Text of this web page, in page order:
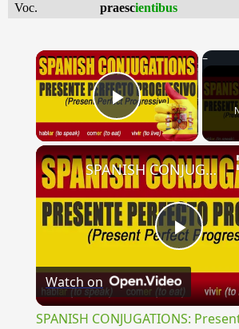
Voc.
praescientibus
×
Play Video
Play
SPANISH CONJUGATIONS: Present Perfect Progressive (Presente Perfecto Progresivo)
Watch on
SPANISH CONJUGATIONS: